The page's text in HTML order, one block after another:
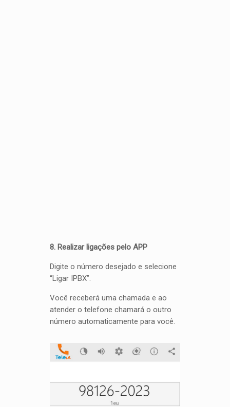
8. Realizar ligações pelo APP
Digite o número desejado e selecione
“Ligar IPBX”.
Você receberá uma chamada e ao
atender o telefone chamará o outro
número automaticamente para você.